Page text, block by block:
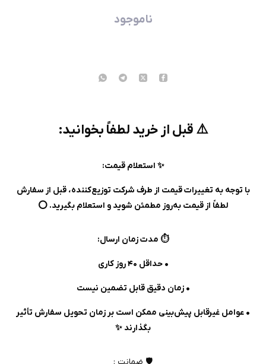
ناموجود
⚠️ قبل از خرید لطفاً بخوانید:
✨ استعلام قیمت:
با توجه به تغییرات قیمت از طرف شرکت توزیع‌کننده، قبل از سفارش
لطفاً از قیمت به‌روز مطمئن شوید و استعلام بگیرید. ⭕️
⏱️ مدت زمان ارسال:
• حداقل ۴۰ روز کاری
• زمان دقیق قابل تضمین نیست
• عوامل غیرقابل پیش‌بینی ممکن است بر زمان تحویل سفارش تأثیر
بگذارند ✨